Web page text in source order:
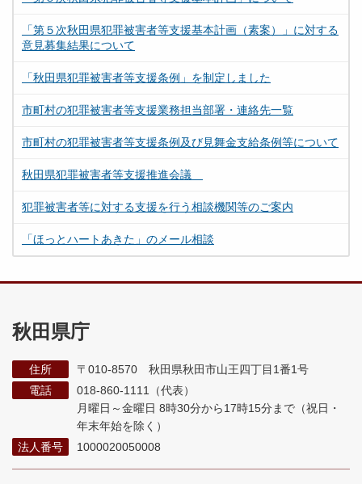
「第５次秋田県犯罪被害者等支援基本計画（素案）」に対する
意見募集結果について
「秋田県犯罪被害者等支援条例」を制定しました
市町村の犯罪被害者等支援業務担当部署・連絡先一覧
市町村の犯罪被害者等支援条例及び見舞金支給条例等について
秋田県犯罪被害者等支援推進会議
犯罪被害者等に対する支援を行う相談機関等のご案内
「ほっとハートあきた」のメール相談
秋田県庁
住所
〒010-8570 秋田県秋田市山王四丁目1番1号
電話
018-860-1111（代表）
月曜日～金曜日 8時30分から17時15分まで （祝日・
年末年始を除く）
法人番号
1000020050008